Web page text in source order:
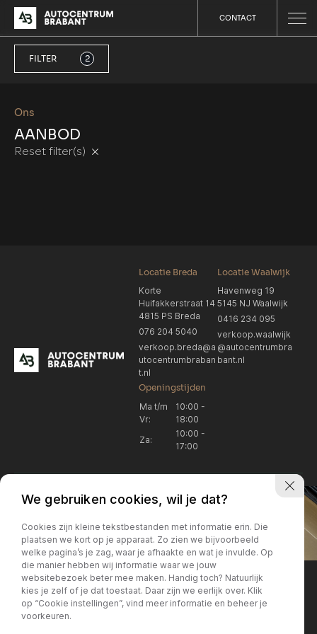
CONTACT
Ons
AANBOD
Reset filter(s)
FILTER 2
Locatie Breda
Korte
Huifakkerstraat 14
4815 PS Breda
076 204 5040
verkoop.breda@a
utocentrumbraban
t.nl
Locatie Waalwijk
Havenweg 19
5145 NJ Waalwijk
0416 234 095
verkoop.waalwijk
@autocentrumbra
bant.nl
Openingstijden
Ma t/m
Vr:
10:00 -
18:00
Za:
10:00 -
17:00
Locatie Breda
076 204 5040
Locatie Breda
verkoop.breda@autocentrum
brabant.nl
Locatie Breda
Korte Huifakkerstraat 14
4815 PS Breda
Locatie Breda
+31 076 204 5040
We gebruiken cookies, wil je dat?
Cookies zijn kleine tekstbestanden met informatie erin. Die
plaatsen we kort op je apparaat. Zo zien we bijvoorbeeld
welke pagina’s je zag, waar je afhaakte en wat je invulde. Op
die manier hebben wij informatie waar we jouw
websitebezoek beter mee maken. Handig toch? Natuurlijk
kies je zelf of je dat toestaat. Daar zijn we eerlijk over. Klik
op “Cookie instellingen”, vind meer informatie en beheer je
voorkeuren.